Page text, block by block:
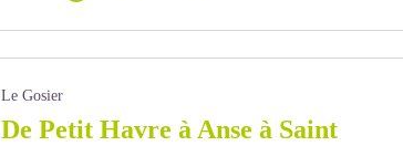
Le Gosier
De Petit Havre à Anse à Saint